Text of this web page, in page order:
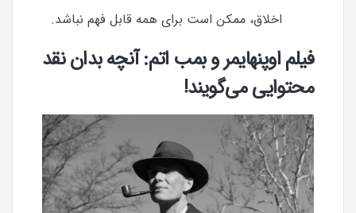
اخلاق، ممکن است برای همه قابل فهم نباشد.
فیلم اوپنهایمر و بمب اتم: آنچه بدان نقد
محتوایی می‌گویند!